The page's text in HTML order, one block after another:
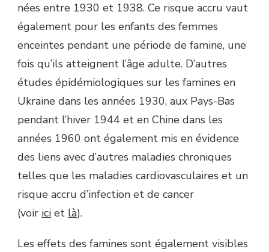
nées entre 1930 et 1938. Ce risque accru vaut
également pour les enfants des femmes
enceintes pendant une période de famine, une
fois qu’ils atteignent l’âge adulte. D’autres
études épidémiologiques sur les famines en
Ukraine dans les années 1930, aux Pays-Bas
pendant l’hiver 1944 et en Chine dans les
années 1960 ont également mis en évidence
des liens avec d’autres maladies chroniques
telles que les maladies cardiovasculaires et un
risque accru d’infection et de cancer
(voir ici et là).
Les effets des famines sont également visibles